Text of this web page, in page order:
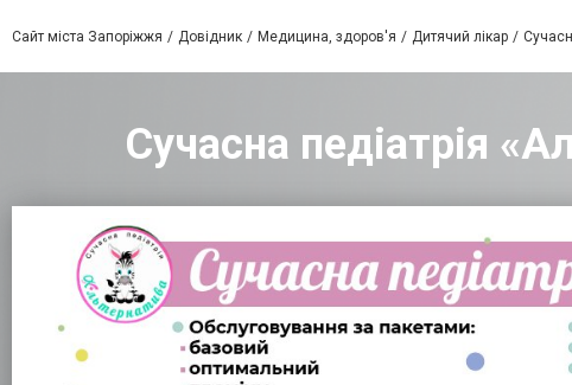
Сайт міста Запоріжжя Довідник Медицина, здоров'я Дитячий лікар
Сучасна педіатрія